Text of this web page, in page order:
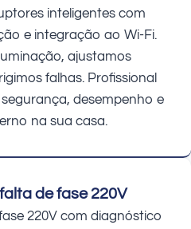
inteligentes com
e integração ao Wi-Fi.
ajustamos
falhas. Profissional
desempenho e
na sua casa.
de fase 220V
220V com diagnóstico